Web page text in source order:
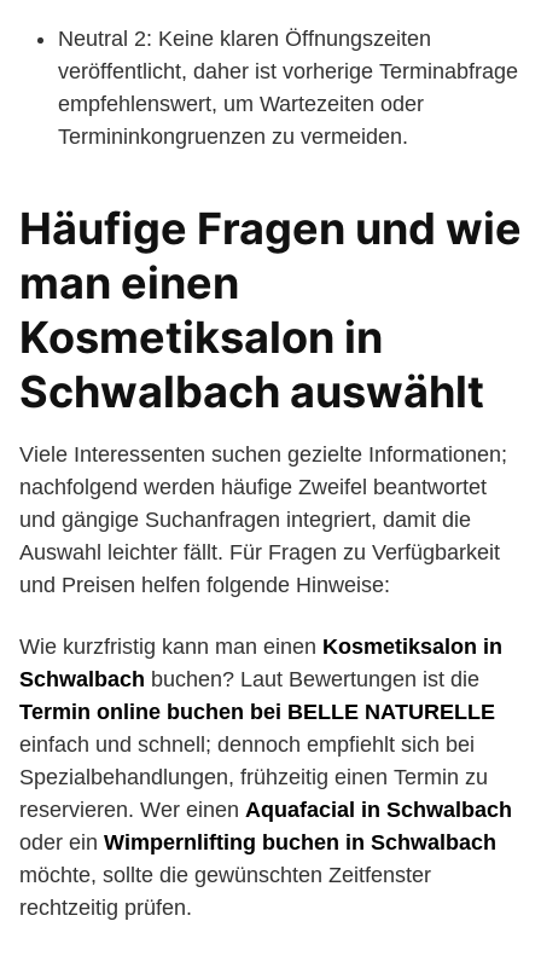
Neutral 2: Keine klaren Öffnungszeiten
veröffentlicht, daher ist vorherige Terminabfrage
empfehlenswert, um Wartezeiten oder
Termininkongruenzen zu vermeiden.
Häufige Fragen und wie
man einen
Kosmetiksalon in
Schwalbach auswählt
Viele Interessenten suchen gezielte Informationen;
nachfolgend werden häufige Zweifel beantwortet
und gängige Suchanfragen integriert, damit die
Auswahl leichter fällt. Für Fragen zu Verfügbarkeit
und Preisen helfen folgende Hinweise:
Wie kurzfristig kann man einen Kosmetiksalon in
Schwalbach buchen? Laut Bewertungen ist die
Termin online buchen bei BELLE NATURELLE
einfach und schnell; dennoch empfiehlt sich bei
Spezialbehandlungen, frühzeitig einen Termin zu
reservieren. Wer einen Aquafacial in Schwalbach
oder ein Wimpernlifting buchen in Schwalbach
möchte, sollte die gewünschten Zeitfenster
rechtzeitig prüfen.